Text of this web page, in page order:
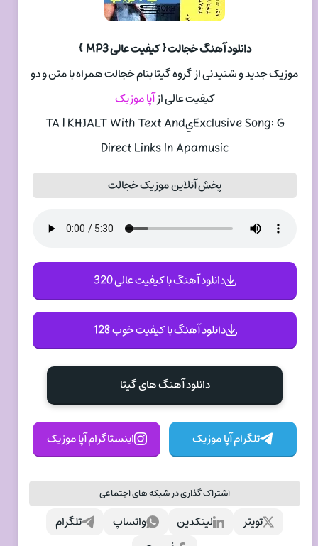
دانلود آهنگ خجالت { کیفیت عالی MP3 }
موزیک جدید و شنیدنی از گروه گيتا بنام خجالت همراه با متن و دو
کیفیت عالی ازآپا موزیک
Exclusive Song: GيTA | KHJALT With Text And
Direct Links In Apamusic
پخش آنلاین موزیک خجالت
دانلود آهنگ با کیفیت عالی 320
دانلود آهنگ با کیفیت خوب 128
دانلود آهنگ های گيتا
تلگرام آپا موزیک اینستاگرام آپا موزیک
اشتراک گذاری در شبکه های اجتماعی
تلگرام واتساپ لینکدین
تویتر